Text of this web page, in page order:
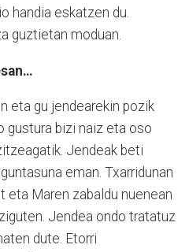
handia eskatzen du.
guztietan moduan.
eta gu jendearekin pozik
gustura bizi naiz eta oso
Jendeak beti
eman. Txarridunan
eta Maren zabaldu nuenean
Jendea ondo tratatuz
dute. Etorri